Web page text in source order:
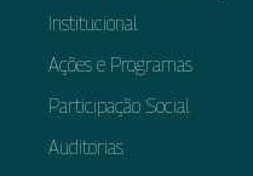
Institucional
Ações e Programas
Participação Social
Auditorias